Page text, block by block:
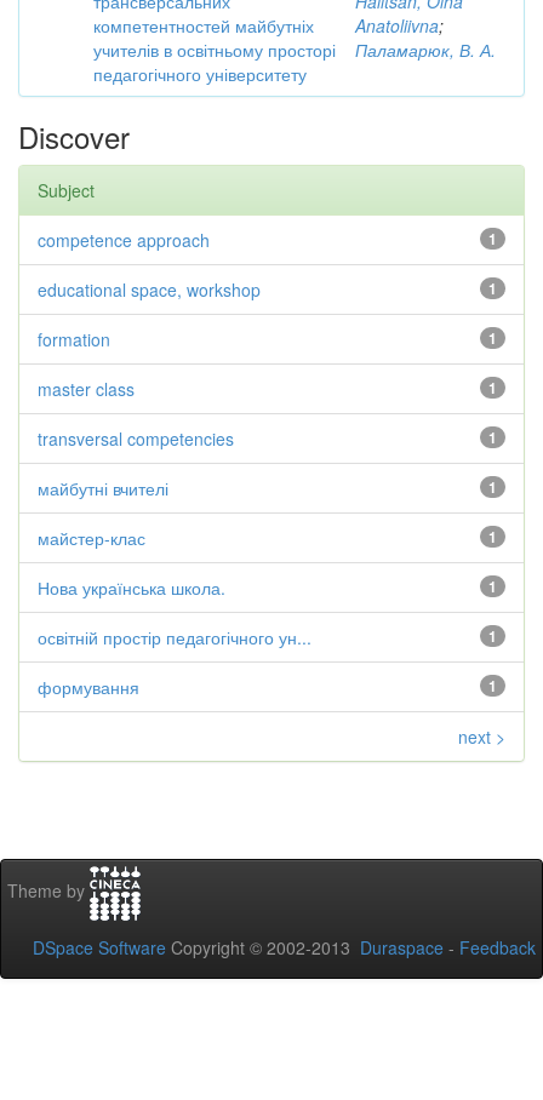
компетентностей майбутніх
учителів в освітньому просторі
педагогічного університету
Anatoliivna;
Паламарюк, В. А.
Discover
Subject
1
competence approach
1
educational space, workshop
1
formation
1
master class
1
transversal competencies
1
майбутні вчителі
1
майстер-клас
1
Нова українська школа.
1
освітній простір педагогічного ун...
1
формування
next >
Theme by
DSpace Software Copyright © 2002-2013 Duraspace - Feedback